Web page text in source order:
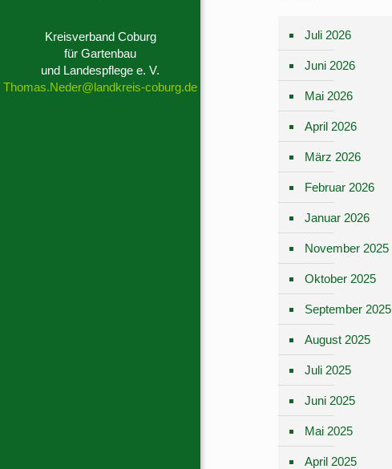
Kreisverband Coburg
für Gartenbau
und Landespflege e. V.
Thomas.Neder@landkreis-coburg.de
Juli 2026
Juni 2026
Mai 2026
April 2026
März 2026
Februar 2026
Januar 2026
November 2025
Oktober 2025
September 2025
August 2025
Juli 2025
Juni 2025
Mai 2025
April 2025